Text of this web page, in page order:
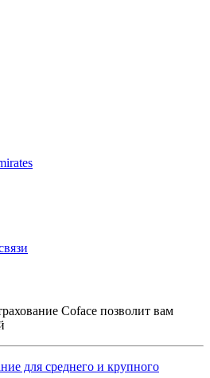
Coface позволит вам
для среднего и крупного